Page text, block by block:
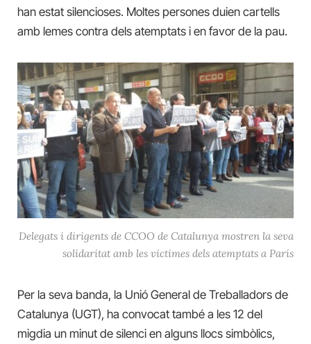
han estat silencioses. Moltes persones duien cartells
amb lemes contra dels atemptats i en favor de la pau.
Delegats i dirigents de CCOO de Catalunya mostren la seva
solidaritat amb les víctimes dels atemptats a París
Per la seva banda, la Unió General de Treballadors de
Catalunya (UGT), ha convocat també a les 12 del
migdia un minut de silenci en alguns llocs simbòlics,